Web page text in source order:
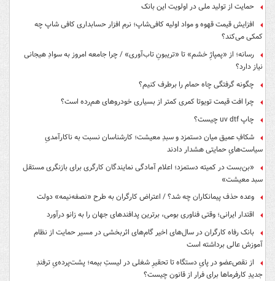
حمایت از تولید ملی در اولویت این بانک
افزایش قیمت قهوه و مواد اولیه کافی‌شاپ؛ نرم افزار حسابداری کافی شاپ چه
کمکی می‌کند؟
رسانه؛ از «پمپاژِ خشم» تا «تریبونِ تاب‌آوری» / چرا جامعه امروز به سوادِ هیجانی
نیاز دارد؟
چگونه گرفتگی چاه حمام را برطرف کنیم؟
چرا افت قیمت تویوتا کمری کمتر از بسیاری خودروهای هم‌رده است؟
چاپ uv dtf چیست؟
شکافِ عمیق میان دستمزد و سبدِ معیشت؛ کارشناسان نسبت به ناکارآمدیِ
سیاست‌هایِ حمایتی هشدار دادند
«بن‌بست در کمیته دستمزد؛ اعلام آمادگی نمایندگان کارگری برای بازنگری مستقل
سبد معیشت»
وعده حذف پیمانکاران چه شد؟ / اعتراض کارگران به طرح «نصفه‌نیمه» دولت
اقتدار ایرانی؛ وقتی فناوری بومی، برترین پدافندهای جهان را به زانو درآورد
بانک رفاه کارگران در سال‌های اخیر گام‌های اثربخشی در مسیر حمایت از نظام
آموزش عالی برداشته است
از نقص‌عضو در پایِ دستگاه تا تحقیرِ شغلی در لیستِ بیمه؛ پشت‌پرده‌یِ ترفندِ
جدیدِ کارفرماها برای فرار از قانون چیست؟